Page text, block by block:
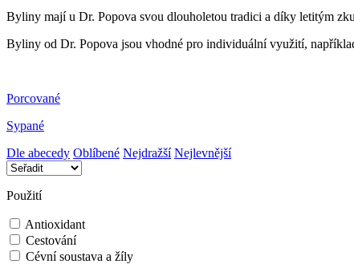
Byliny mají u Dr. Popova svou dlouholetou tradici a díky letitým
Byliny od Dr. Popova jsou vhodné pro individuální využití,
Porcované
Sypané
Dle abecedy Oblíbené Nejdražší Nejlevnější
Použití
Antioxidant
Cestování
Cévní soustava a žíly